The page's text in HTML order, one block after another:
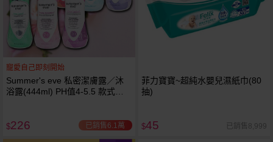
寵愛自己即刻開始
Summer's eve 私密潔膚露／沐
浴露(444ml) PH值4-5.5 款式可
$226 已銷售6.1萬
菲力寶寶~超純水嬰兒濕紙巾(80
抽)
$45 已銷售8,999